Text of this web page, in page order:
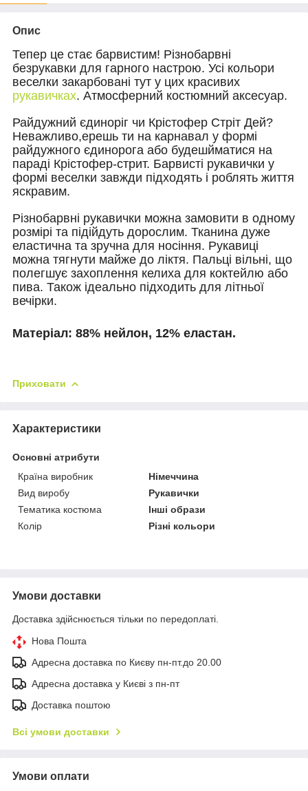
Опис
Тепер це стає барвистим! Різнобарвні
безрукавки для гарного настрою. Усі кольори
веселки закарбовані тут у цих красивих
рукавичках. Атмосферний костюмний аксесуар.
Райдужний єдиноріг чи Крістофер Стріт Дей?
Неважливо,epешь ти на карнавал у формі
райдужного єдинорога або будешйматися на
параді Крістофер-стрит. Барвисті рукавички у
формі веселки завжди підходять і роблять життя
яскравим.
Різнобарвні рукавички можна замовити в одному
розмірі та підійдуть дорослим. Тканина дуже
еластична та зручна для носіння. Рукавиці
можна тягнути майже до ліктя. Пальці вільні, що
полегшує захоплення келиха для коктейлю або
пива. Також ідеально підходить для літньої
вечірки.
Матеріал: 88% нейлон, 12% еластан.
Приховати
Характеристики
Основні атрибути
Країна виробник
Німеччина
Вид виробу
Рукавички
Тематика костюма
Інші образи
Колір
Різні кольори
Умови доставки
Доставка здійснюється тільки по передоплаті.
Нова Пошта
Адресна доставка по Києву пн-пт.до 20.00
Адресна доставка у Києві з пн-пт
Доставка поштою
Всі умови доставки
Умови оплати